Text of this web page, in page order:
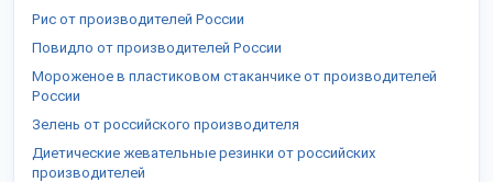
Рис от производителей России
Повидло от производителей России
Мороженое в пластиковом стаканчике от производителей
России
Зелень от российского производителя
Диетические жевательные резинки от российских
производителей